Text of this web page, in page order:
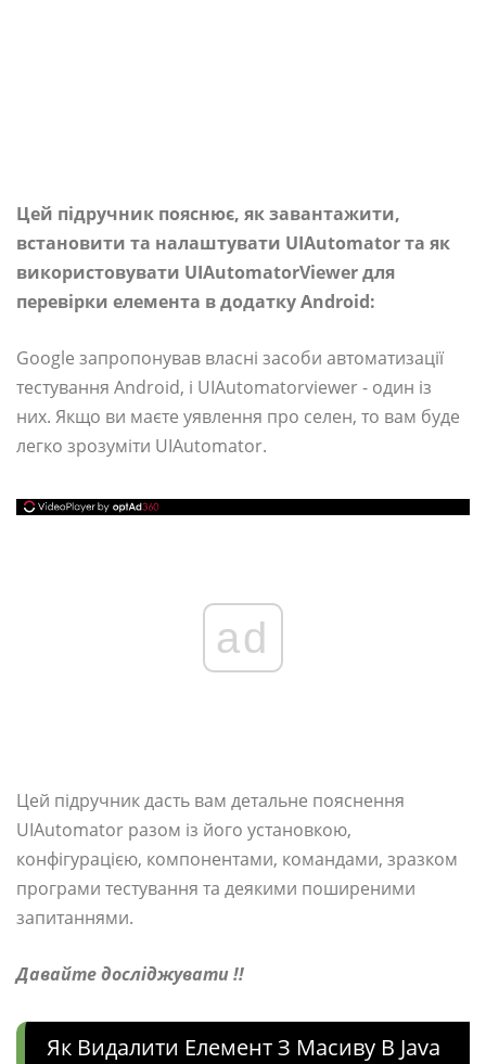
Цей підручник пояснює, як завантажити,
встановити та налаштувати UIAutomator та як
використовувати UIAutomatorViewer для
перевірки елемента в додатку Android:
Google запропонував власні засоби автоматизації
тестування Android, і UIAutomatorviewer - один із
них. Якщо ви маєте уявлення про селен, то вам буде
легко зрозуміти UIAutomator.
ad
Цей підручник дасть вам детальне пояснення
UIAutomator разом із його установкою,
конфігурацією, компонентами, командами, зразком
програми тестування та деякими поширеними
запитаннями.
Давайте досліджувати !!
Як Видалити Елемент З Масиву В Java